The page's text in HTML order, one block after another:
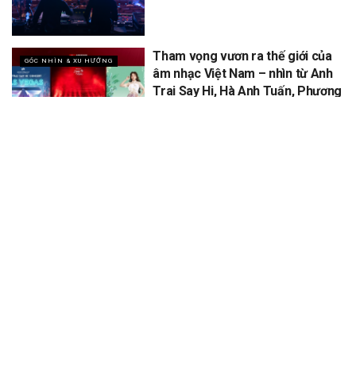
GÓC NHÌN & XU HƯỚNG
Tham vọng vươn ra thế giới của
âm nhạc Việt Nam – nhìn từ Anh
Trai Say Hi, Hà Anh Tuấn, Phương